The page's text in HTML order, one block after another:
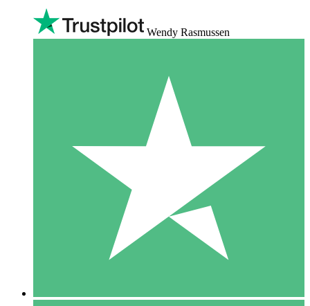
Wendy Rasmussen